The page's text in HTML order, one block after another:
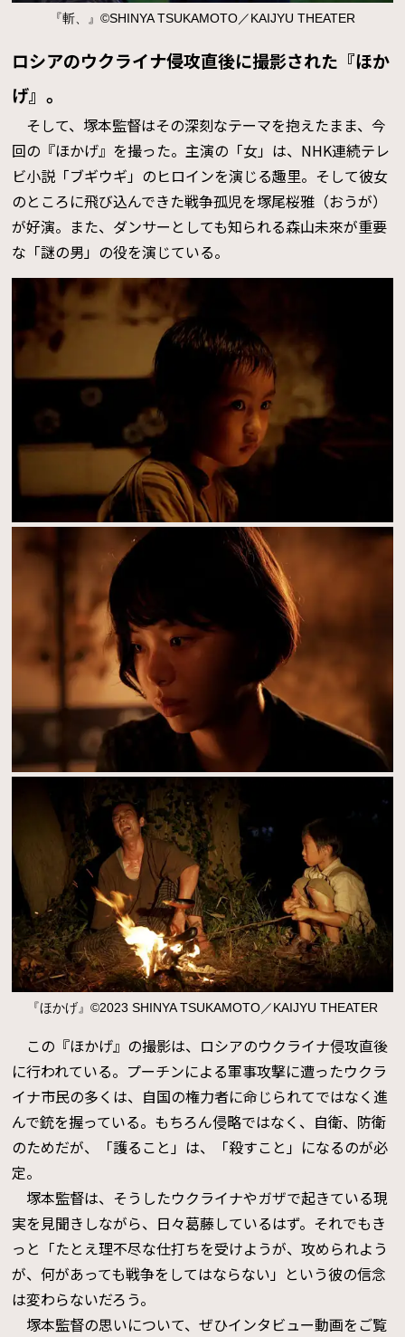
『斬、』©SHINYA TSUKAMOTO／KAIJYU THEATER
ロシアのウクライナ侵攻直後に撮影された『ほか
げ』。
そして、塚本監督はその深刻なテーマを抱えたまま、今
回の『ほかげ』を撮った。主演の「女」は、NHK連続テレ
ビ小説「ブギウギ」のヒロインを演じる趣里。そして彼女
のところに飛び込んできた戦争孤児を塚尾桜雅（おうが）
が好演。また、ダンサーとしても知られる森山未來が重要
な「謎の男」の役を演じている。
『ほかげ』©2023 SHINYA TSUKAMOTO／KAIJYU THEATER
この『ほかげ』の撮影は、ロシアのウクライナ侵攻直後
に行われている。プーチンによる軍事攻撃に遭ったウクラ
イナ市民の多くは、自国の権力者に命じられてではなく進
んで銃を握っている。もちろん侵略ではなく、自衛、防衛
のためだが、「護ること」は、「殺すこと」になるのが必
定。
塚本監督は、そうしたウクライナやガザで起きている現
実を見聞きしながら、日々葛藤しているはず。それでもき
っと「たとえ理不尽な仕打ちを受けようが、攻められよう
が、何があっても戦争をしてはならない」という彼の信念
は変わらないだろう。
塚本監督の思いについて、ぜひインタビュー動画をご覧